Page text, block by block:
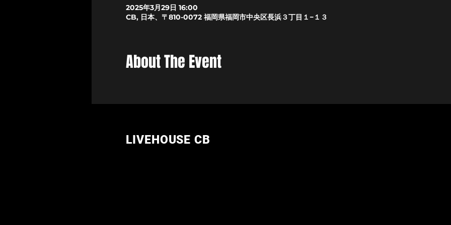
2025年3月29日 16:00
CB, 日本、〒810-0072 福岡県福岡市中央区長浜３丁目１−１３
About The Event
LIVEHOUSE CB